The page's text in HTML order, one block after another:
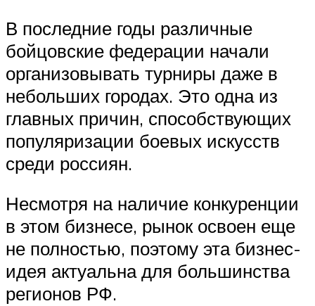
В последние годы различные
бойцовские федерации начали
организовывать турниры даже в
небольших городах. Это одна из
главных причин, способствующих
популяризации боевых искусств
среди россиян.
Несмотря на наличие конкуренции
в этом бизнесе, рынок освоен еще
не полностью, поэтому эта бизнес-
идея актуальна для большинства
регионов РФ.